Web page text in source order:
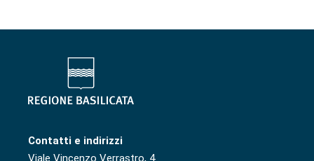
Contatti e indirizzi
Viale Vincenzo Verrastro, 4